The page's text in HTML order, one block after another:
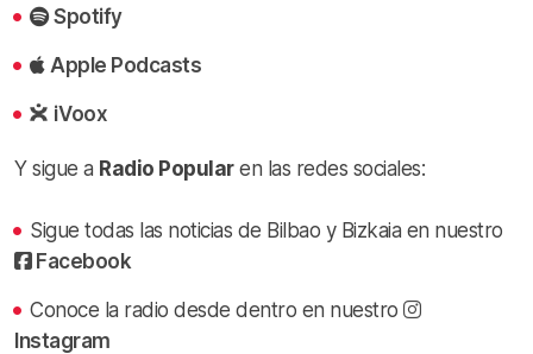
Spotify
Apple Podcasts
iVoox
Y sigue a Radio Popularen las redes sociales:
Sigue todas las noticias de Bilbao y Bizkaia en nuestro
Facebook
Conoce la radio desde dentro en nuestro
Instagram